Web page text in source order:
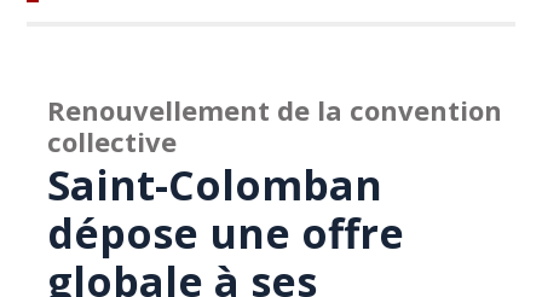
Renouvellement de la convention
collective
Saint-Colomban
dépose une offre
globale à ses